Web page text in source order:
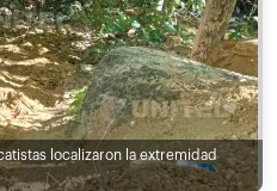
localizaron la extremidad